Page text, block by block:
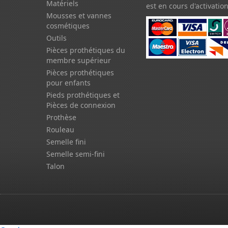
Matériels
Mousses et vannes
cosmétiques
Outils
Pièces prothétiques du
membre supérieur
Pièces prothétiques
pour enfants
Pieds prothétiques et
Pièces de connexion
Prothèse
Rouleau
Semelle fini
Semelle semi-fini
Talon
est en cours